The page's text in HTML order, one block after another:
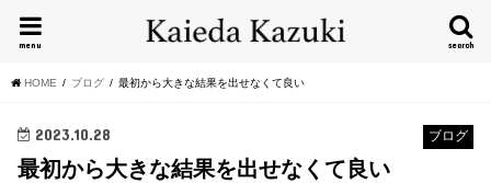
search
menu
HOME ブログ 最初から大きな結果を出せなくて良い
ブログ
2023.10.28
最初から大きな結果を出せなくて良い